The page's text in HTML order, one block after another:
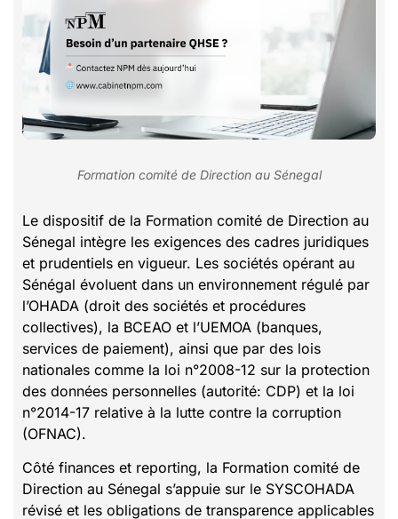
Formation comité de Direction au Sénegal
Le dispositif de la Formation comité de Direction au
Sénegal intègre les exigences des cadres juridiques
et prudentiels en vigueur. Les sociétés opérant au
Sénégal évoluent dans un environnement régulé par
l’OHADA (droit des sociétés et procédures
collectives), la BCEAO et l’UEMOA (banques,
services de paiement), ainsi que par des lois
nationales comme la loi n°2008-12 sur la protection
des données personnelles (autorité: CDP) et la loi
n°2014-17 relative à la lutte contre la corruption
(OFNAC).
Côté finances et reporting, la Formation comité de
Direction au Sénegal s’appuie sur le SYSCOHADA
révisé et les obligations de transparence applicables